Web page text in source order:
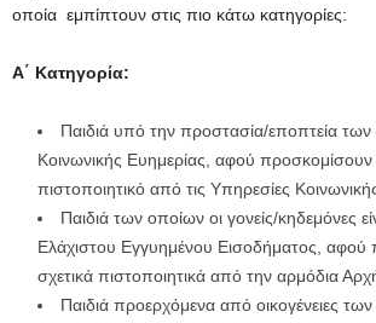
οποία εμπίπτουν στις πιο κάτω κατηγορίες:
Α΄ Κατηγορία:
Παιδιά υπό την προστασία/εποπτεία
Κοινωνικής Ευημερίας, αφού προσκομίσουν
πιστοποιητικό από τις Υπηρεσίες
Παιδιά των οποίων οι γονείς/κηδεμόνες
Ελάχιστου Εγγυημένου Εισοδήματος, αφού
σχετικά πιστοποιητικά από την αρμόδια
Παιδιά προερχόμενα από οικογένειες